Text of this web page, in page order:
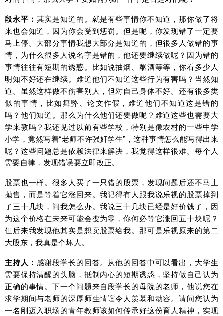
段永平： 其实是知道的。就是有些事情你不知道，那你做了将
来也会知道，因为你会受到惩罚。但是呢，你发现错了一定要
马上停。大部分事情我想大部分是知道的，但很多人做错的事
情，为什么很多人说名字是错的，他还要继续做呢？因为错的
事情往往有短期的诱惑。比如说抽烟、酗酒等等，你看多少人
明知不好还在继续。难道他们不知道这些行为有害吗？当然知
道。虽然这样做不伤害别人，但对自己身体不好。还有很多类
似的事情，比如舞弊、论文作假，难道他们不知道这是错的
吗？他们知道。那么为什么他们还要做呢？难道这些也需要大
学来教吗？我还见过以前有些学校，特别是像农村的一些中学
小学，竟然写着“老师不许强奸学生”，这种事情怎么能写得出来
呢？这些问题总是依赖法律来解决，我觉得这样很难。每个人
需要自律，发现错误要立即改正。
股票也一样。很多人买了一只错的股票，发现问题后还不马上
抛售，而是等着它涨回来。我记得有人跟我说乐视的股票掉到
了三十几块，问我怎么办。我说三十几块已经是好价钱了，因
为这个价格在未来可能会变为零，你何必等它涨回五十块呢？
但后来我发现他其实是想卖股票给我。那可是乐视原来的第二
大股东，我真是个坏人。
主持人： 感谢段学长的回答。从他的回答中可以看出，大学生
需要保持清醒的头脑，抵制内心的短期诱惑，坚持做自己认为
正确的事情。下一个问题来自段学长的母院的老师，他说您在
求学期间与老师的深厚师生情谊令人羡慕和动容。请问您认为
一名刚迈入职场的青年教师该如何传承好这份育人精神，实现